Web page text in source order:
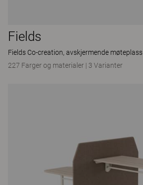
Fields
Fields Co-creation, avskjermende møteplass
227 Farger og materialer | 3 Varianter